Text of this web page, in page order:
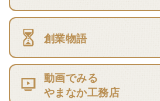
創業物語
動画でみる
やまなか工務店